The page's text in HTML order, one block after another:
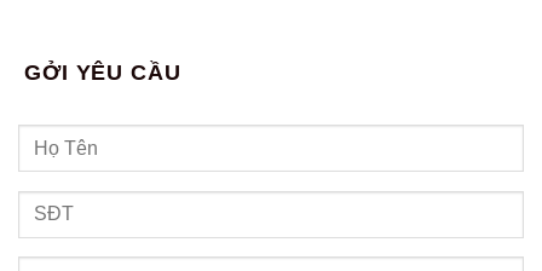
GỞI YÊU CẦU